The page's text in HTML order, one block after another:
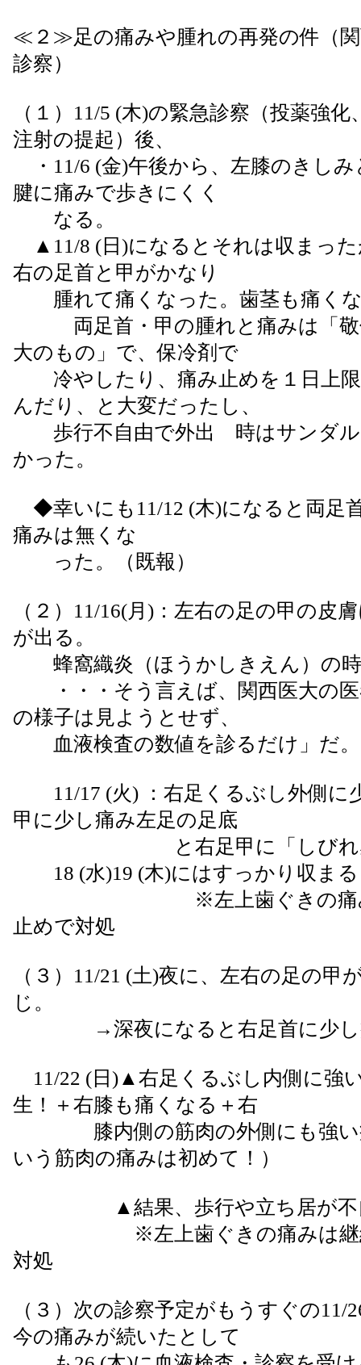
≪２≫足の痛みや腫れの再発の件（関
診察）
（１）11/5 (木)の緊急診察（投薬強
注射の提起）後、
・11/6 (金)午後から、左膝のきし
腱に痛みで歩きにくく
なる。
▲11/8 (日)になるとそれは収まった
右の足首と甲がかなり
腫れて痛くなった。歯茎も痛く
両足首・甲の腫れと痛みは「敬
大のもの」で、保冷剤で
冷やしたり、痛み止めを１日上限
んだり、と大変だったし、
歩行不自由で外出 時はサンダル
かった。
◆幸いにも11/12 (木)になると両足
痛みは無くな
った。（既報）
（２）11/16(月)：左右の足の甲の皮
が出る。
蜂窩織炎（ほうかしきえん）の時
・・・そう言えば、関西医大の医
の様子は見ようとせず、
血液検査の数値を診るだけ」だ。
11/17 (火) ：右足くるぶし外側に
甲に少し痛み左足の足底
と右足甲に「しびれ感
18 (水)19 (木)にはすっかり収まる
※左上歯ぐきの痛みは
止めで対処
（３）11/21 (土)夜に、左右の足の甲
じ。
→深夜になると右足首に少し
11/22 (日)▲右足くるぶし内側に強
生！＋右膝も痛くなる＋右
膝内側の筋肉の外側にも強い
いう筋肉の痛みは初めて！）
▲結果、歩行や立ち居が不
※左上歯ぐきの痛みは継続
対処
（３）次の診察予定がもうすぐの11/
今の痛みが続いたとして